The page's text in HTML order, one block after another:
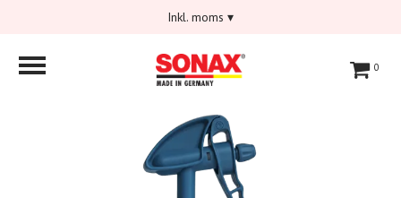
Inkl. moms ▾
0